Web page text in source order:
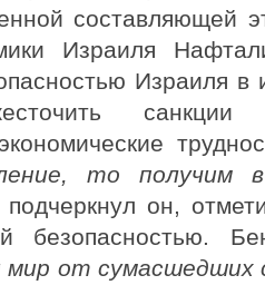
составляющей
Израиля
Израиля
то получим в
он,
безопасностью.
мир от сумасшедших